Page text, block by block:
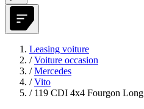
Leasing voiture
/ Voiture occasion
/ Mercedes
/ Vito
/ 119 CDI 4x4 Fourgon Long